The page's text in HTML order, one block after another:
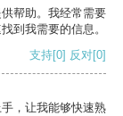
帮助。我经常需要
到我需要的信息。
支持[0] 反对[0]
，让我能够快速熟